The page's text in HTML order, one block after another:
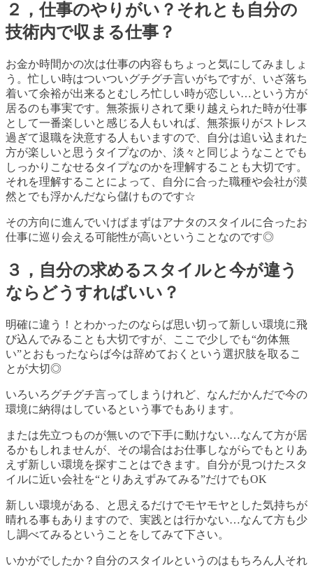
２，仕事のやりがい？それとも自分の
技術内で収まる仕事？
お金か時間かの次は仕事の内容もちょっと気にしてみましょ
う。忙しい時はついついグチグチ言いがちですが、いざ落ち
着いて余裕が出来るとむしろ忙しい時が恋しい…という方が
居るのも事実です。無茶振りされて乗り越えられた時が仕事
として一番楽しいと感じる人もいれば、無茶振りがストレス
過ぎて退職を決意する人もいますので、自分は追い込まれた
方が楽しいと思うタイプなのか、淡々と同じようなことでも
しっかりこなせるタイプなのかを理解することも大切です。
それを理解することによって、自分に合った職種や会社が漠
然とでも浮かんだなら儲けものです☆
その方向に進んでいけばまずはアナタのスタイルに合ったお
仕事に巡り会える可能性が高いということなのです◎
３，自分の求めるスタイルと今が違う
ならどうすればいい？
明確に違う！とわかったのならば思い切って新しい環境に飛
び込んでみることも大切ですが、ここで少しでも“勿体無
い”とおもったならば今は辞めておくという選択肢を取るこ
とが大切◎
いろいろグチグチ言ってしまうけれど、なんだかんだで今の
環境に納得はしているという事でもあります。
または先立つものが無いので下手に動けない…なんて方が居
るかもしれませんが、その場合はお仕事しながらでもとりあ
えず新しい環境を探すことはできます。自分が見つけたスタ
イルに近い会社を“とりあえずみてみる”だけでもOK
新しい環境がある、と思えるだけでモヤモヤとした気持ちが
晴れる事もありますので、実践とは行かない…なんて方も少
し調べてみるということをしてみて下さい。
いかがでしたか？自分のスタイルというのはもちろん人それ